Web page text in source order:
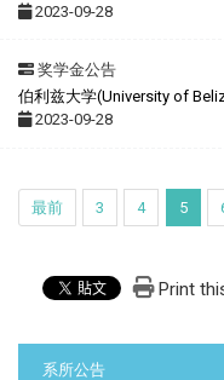
2023-09-28
奖学金公告
伯利兹大学(University of
2023-09-28
最前 3 4 5
Print
系所公告